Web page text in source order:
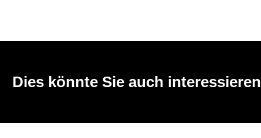
Dies könnte Sie auch interessieren